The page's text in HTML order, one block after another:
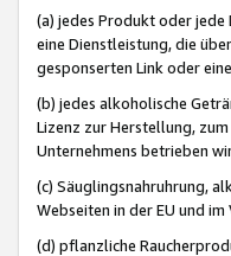
(a) jedes Produkt oder
eine Dienstleistung, die
gesponserten Link oder
(b) jedes alkoholische
Lizenz zur Herstellung,
Unternehmens betrieben
(c) Säuglingsnahruhrung,
Webseiten in der EU und
(d) pflanzliche